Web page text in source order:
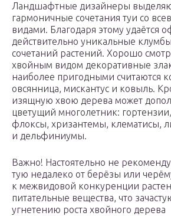
Ландшафтные дизайнеры
гармоничные сочетания туи со
видами. Благодаря этому удаётся
действительно уникальные
сочетаний растений. Хорошо
хвойным видом декоративные
наиболее пригодными считаются
овсянница, мискантус и ковыль.
изящную хвою дерева может
цветущий многолетник:
флоксы, хризантемы, клематисы,
и дельфиниумы.
Важно! Настоятельно не
тую недалеко от берёзы или
к межвидовой конкуренции
питательные вещества, что
угнетению роста хвойного дерева